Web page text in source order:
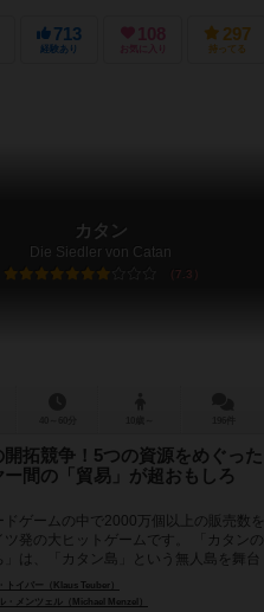
713
経験あり
108
お気に入り
297
持ってる
カタン
Die Siedler von Catan
7.3
開拓競争！5つの資源をめぐった
ー間の「貿易」が超おもしろ
ドゲームの中で2000万個以上の販売数を
ツ発の大ヒットゲームです。 「カタンの
」は、「カタン島」という無人島を舞台
のプレイヤー...
トイバー（Klaus Teuber）
・メンツェル（Michael Menzel）